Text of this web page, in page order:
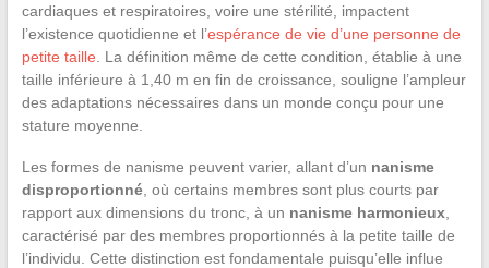
cardiaques et respiratoires, voire une stérilité, impactent
l’existence quotidienne et l’espérance de vie d’une personne de
petite taille . La définition même de cette condition, établie à une
taille inférieure à 1,40 m en fin de croissance, souligne l’ampleur
des adaptations nécessaires dans un monde conçu pour une
stature moyenne.
Les formes de nanisme peuvent varier, allant d’un nanisme
disproportionné, où certains membres sont plus courts par
rapport aux dimensions du tronc, à un nanisme harmonieux,
caractérisé par des membres proportionnés à la petite taille de
l’individu. Cette distinction est fondamentale puisqu’elle influe